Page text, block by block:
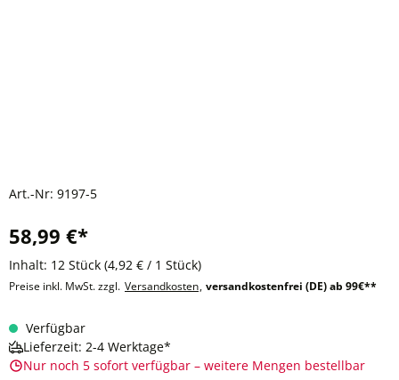
Art.-Nr: 9197-5
58,99 €*
Inhalt: 12 Stück (4,92 € / 1 Stück)
Preise inkl. MwSt. zzgl. Versandkosten, versandkostenfrei (DE) ab 99€**
Verfügbar
Lieferzeit: 2-4 Werktage*
Nur noch 5 sofort verfügbar – weitere Mengen bestellbar